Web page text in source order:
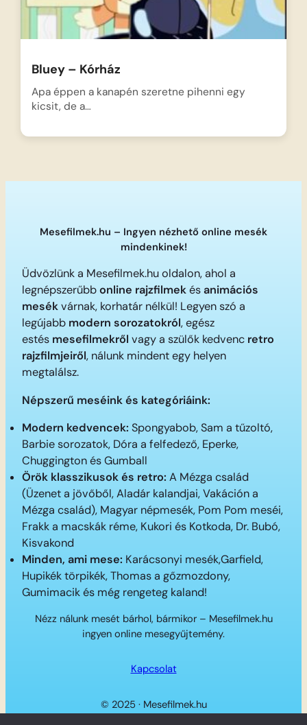
Bluey – Kórház
Apa éppen a kanapén szeretne pihenni egy
kicsit, de a…
Mesefilmek.hu – Ingyen nézhető online mesék
mindenkinek!
Üdvözlünk a Mesefilmek.hu oldalon, ahol a
legnépszerűbbonline rajzfilmekésanimációs
mesékvárnak, korhatár nélkül! Legyen szó a
legújabb modern sorozatokról, egész
estés mesefilmekről vagy a szülők kedvenc retro
rajzfilmjeiről, nálunk mindent egy helyen
megtalálsz.
Népszerű meséink és kategóriáink:
Modern kedvencek: Spongyabob, Sam a tűzoltó,
Barbie sorozatok, Dóra a felfedező, Eperke,
Chuggington és Gumball
Örök klasszikusok és retro: A Mézga család
(Üzenet a jövőből, Aladár kalandjai, Vakáción a
Mézga család), Magyar népmesék, Pom Pom meséi,
Frakk a macskák réme, Kukori és Kotkoda, Dr. Bubó,
Kisvakond
Minden, ami mese: Karácsonyi mesék,Garfield,
Hupikék törpikék, Thomas a gőzmozdony,
Gumimacik és még rengeteg kaland!
Nézz nálunk mesét bárhol, bármikor – Mesefilmek.hu
ingyen online mesegyűjtemény.
Kapcsolat
© 2025 · Mesefilmek.hu